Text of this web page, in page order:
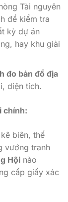
Tài nguyên
để kiểm tra
kỳ dự án
hay khu giải
đo bản đồ địa
diện tích.
chính:
biên, thế
vướng tranh
Hộinào
cấp giấy xác